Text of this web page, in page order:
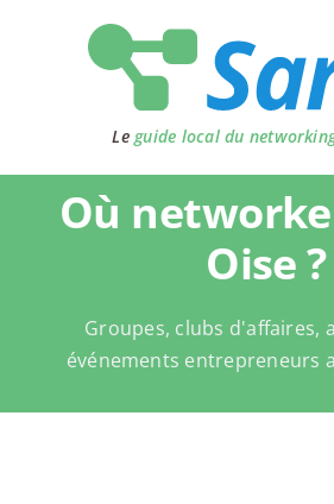
Le guide local du
Où
Oise ?
Groupes, clubs d'affaires,
événements entrepreneurs